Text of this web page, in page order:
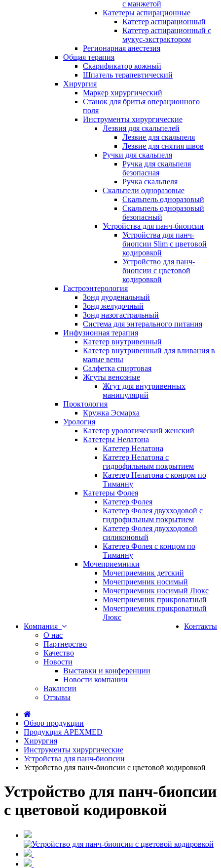
с манжетой
Катетеры аспирационные
Катетер аспирационный
Катетер аспирационный с
мукус-экстрактором
Регионарная анестезия
Общая терапия
Скарификатор кожный
Шпатель терапевтический
Хирургия
Маркер хирургический
Станок для бритья операционного
поля
Инструменты хирургические
Лезвия для скальпелей
Лезвие для скальпеля
Лезвие для снятия швов
Ручки для скальпеля
Ручка для скальпеля
безопасная
Ручка скальпеля
Скальпели одноразовые
Скальпель одноразовый
Скальпель одноразовый
безопасный
Устройства для панч-биопсии
Устройства для панч-
биопсии Slim с цветовой
кодировкой
Устройство для панч-
биопсии с цветовой
кодировкой
Гастроэнтерология
Зонд дуоденальный
Зонд желудочный
Зонд назогастральный
Система для энтерального питания
Инфузионная терапия
Катетер внутривенный
Катетер внутривенный для вливания в
малые вены
Салфетка спиртовая
Жгуты венозные
Жгут для внутривенных
манипуляций
Проктология
Кружка Эсмарха
Урология
Катетер урологический женский
Катетеры Нелатона
Катетер Нелатона
Катетер Нелатона с
гидрофильным покрытием
Катетер Нелатона с концом по
Тиманну
Катетеры Фолея
Катетер Фолея
Катетер Фолея двухходовой с
гидрофильным покрытием
Катетер Фолея двухходовой
силиконовый
Катетер Фолея с концом по
Тиманну
Мочеприемники
Мочеприемник детский
Мочеприемник носимый
Мочеприемник носимый Люкс
Мочеприемник прикроватный
Мочеприемник прикроватный
Люкс
Контакты
Компания
О нас
Партнерство
Качество
Новости
Выставки и конференции
Новости компании
Вакансии
Отзывы
Обзор продукции
Продукция APEXMED
Хирургия
Инструменты хирургические
Устройства для панч-биопсии
Устройство для панч-биопсии с цветовой кодировкой
Устройство для панч-биопсии
с цветовой кодировкой